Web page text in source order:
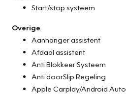
Start/stop systeem
Overige
Aanhanger assistent
Afdaal assistent
Anti Blokkeer Systeem
Anti doorSlip Regeling
Apple Carplay/Android Auto